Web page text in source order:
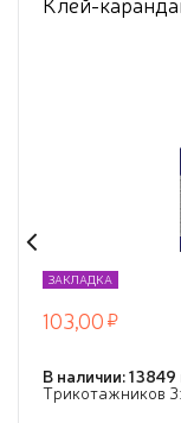
ЗАКЛАДКА
103,00
В наличии: 13849
Трикотажников 3: